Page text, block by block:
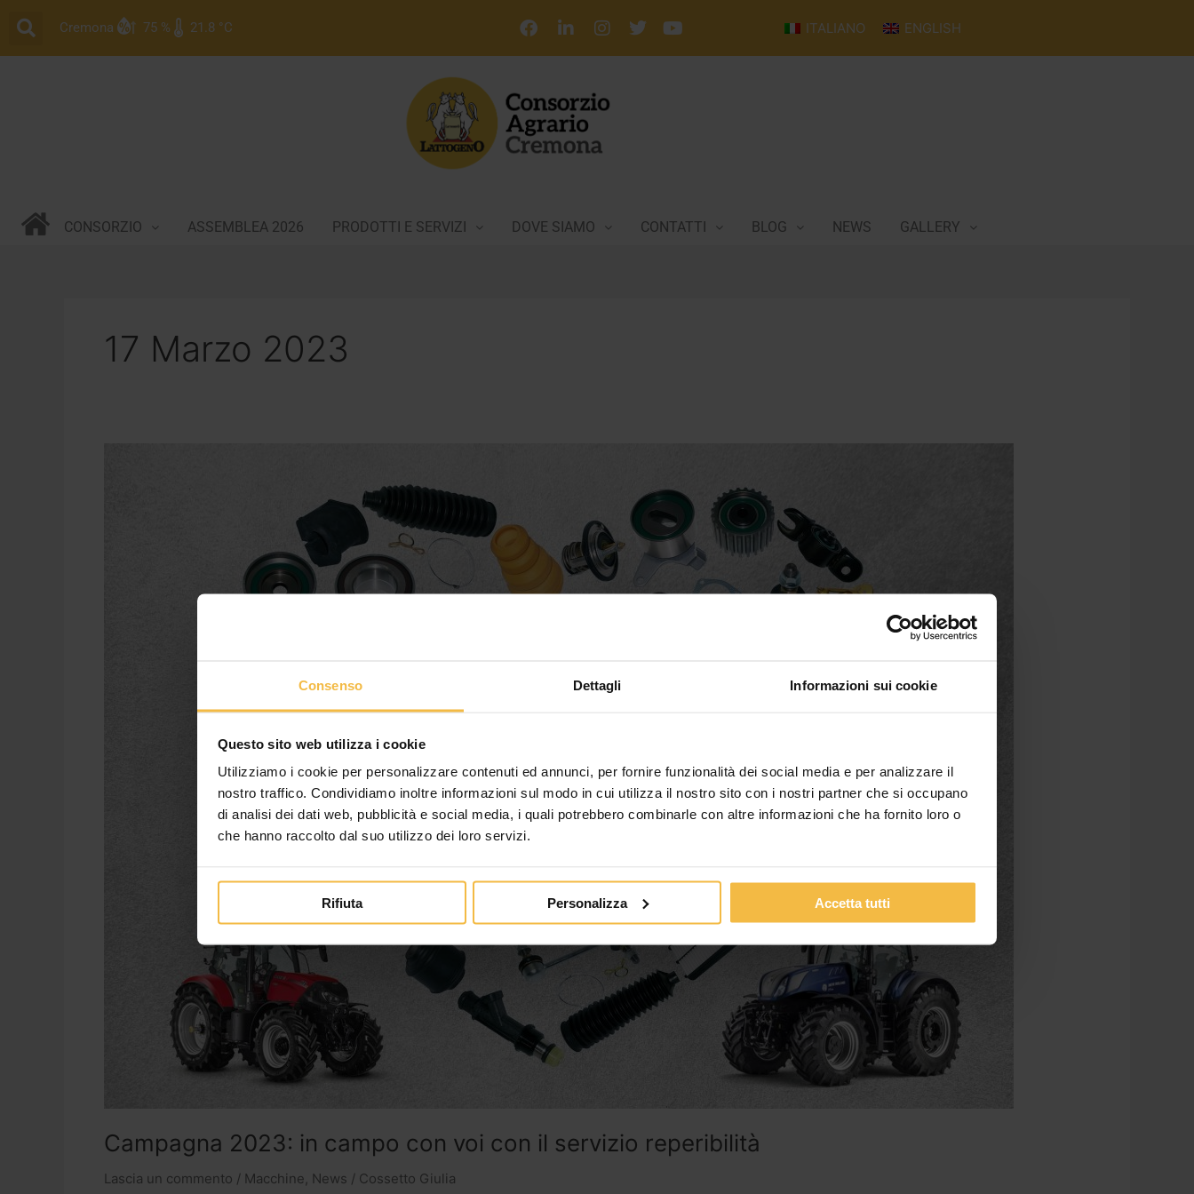
Consenso Dettagli Informazioni sui cookie
Questo sito web utilizza i cookie
Utilizziamo i cookie per personalizzare contenuti ed annunci, per fornire funzionalità dei social media e per analizzare il
nostro traffico. Condividiamo inoltre informazioni sul modo in cui utilizza il nostro sito con i nostri partner che si occupano
di analisi dei dati web, pubblicità e social media, i quali potrebbero combinarle con altre informazioni che ha fornito loro o
che hanno raccolto dal suo utilizzo dei loro servizi.
Rifiuta Personalizza Accetta tutti
contenuto
Cremona 75 % 21.8 °C ITALIANO ENGLISH
CONSORZIO ASSEMBLEA 2026 PRODOTTI E SERVIZI DOVE SIAMO CONTATTI BLOG NEWS GALLERY
17 Marzo 2023
Campagna 2023: in campo con voi con il servizio reperibilità
Lascia un commento / Macchine, News / Cossetto Giulia